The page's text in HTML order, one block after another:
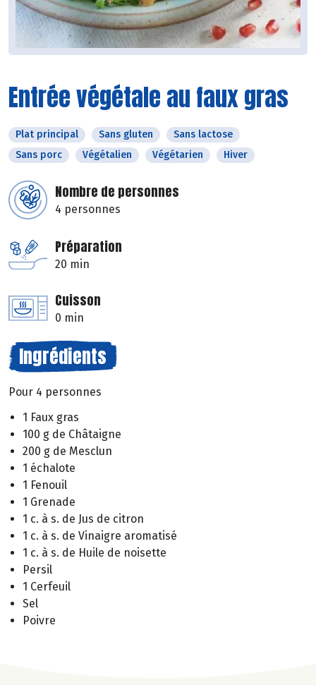
Entrée végétale au faux gras
Plat principal Sans gluten
Sans lactose
Sans porc
Végétalien Végétarien Hiver
Nombre de personnes
4 personnes
Préparation
20 min
Cuisson
0 min
Ingrédients
Pour 4 personnes
1 Faux gras
100 g de Châtaigne
200 g de Mesclun
1 échalote
1 Fenouil
1 Grenade
1 c. à s. de Jus de citron
1 c. à s. de Vinaigre aromatisé
1 c. à s. de Huile de noisette
Persil
1 Cerfeuil
Sel
Poivre